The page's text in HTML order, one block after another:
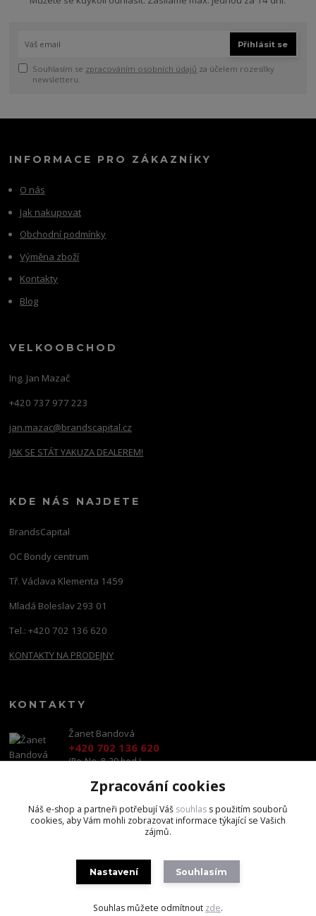
Přihlásit se
Souhlasím se zpracováním osobních údajů za účelem rozesílky
newsletteru.
INFORMACE PRO ZÁKAZNÍKY
O nás
Jak nakupovat
Obchodní podmínky
Výměna zboží
Kontakty
Blog
VELKOOBCHOD
Ing. Jan Mazač
+420 737 977 223
jan.mazac@brandscapital.cz
JAK SE STÁT YAKUZA DEALEREM!
KDE NÁS NAJDETE
BrandsCapital
OC Bondy centrum
Tř. Václava Klementa 1459
Mladá Boleslav 293 01
Tel.: +420 702 136 620
KONTAKTY NA PRODEJNY
KONTAKTY
Žanet Bandová
+420 702 136 620
(Po-Ne, 8-20 hod.)
shop@brandscapital.cz
Zpracování cookies
Náš e-shop a partneři potřebují Váš souhlas s použitím souborů
cookies, aby Vám mohli zobrazovat informace týkající se Vašich
zájmů.
Nastavení Souhlasím
Souhlas můžete odmítnout zde.